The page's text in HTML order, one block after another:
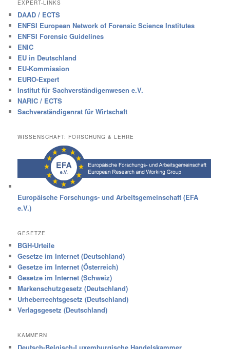
EXPERT-LINKS
DAAD / ECTS
ENFSI European Network of Forensic Science Institutes
ENFSI Forensic Guidelines
ENIC
EU in Deutschland
EU-Kommission
EURO-Expert
Institut für Sachverständigenwesen e.V.
NARIC / ECTS
Sachverständigenrat für Wirtschaft
WISSENSCHAFT: FORSCHUNG & LEHRE
Europäische Forschungs- und Arbeitsgemeinschaft (EFA
e.V.)
GESETZE
BGH-Urteile
Gesetze im Internet (Deutschland)
Gesetze im Internet (Österreich)
Gesetze im Internet (Schweiz)
Markenschutzgesetz (Deutschland)
Urheberrechtsgesetz (Deutschland)
Verlagsgesetz (Deutschland)
KAMMERN